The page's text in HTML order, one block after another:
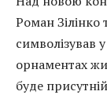
Роман Зілінко
символізував
орнаментах
буде